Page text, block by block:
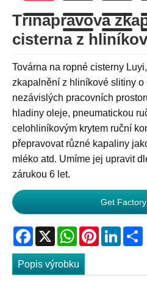
Třínápravová
cisterna z
Továrna na ropné cisterny
zkapalnění z hliníkové slitiny o
nezávislých pracovních
hladiny oleje, pneumatickou
celohliníkovým krytem ruční
přepravovat různé kapaliny
mléko atd. Umíme jej upravit
zárukou 6 let.
Get
Facebook
X WhatsApp
Pinterest
Popis výrobku